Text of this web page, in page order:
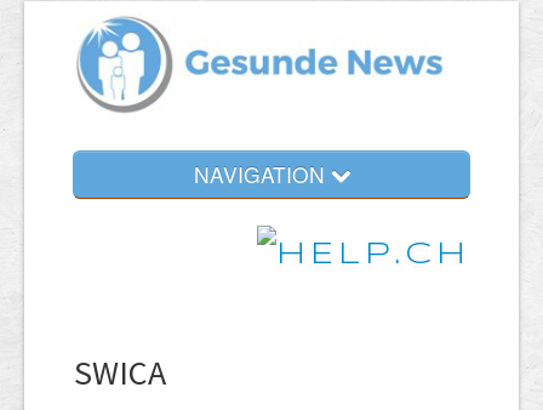
NAVIGATION
SWICA